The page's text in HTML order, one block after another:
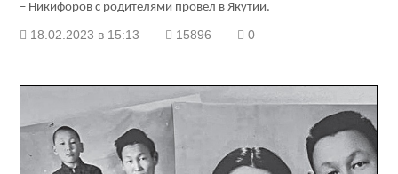
– Никифоров с родителями провел в Якутии.
18.02.2023 в 15:13 15896 0